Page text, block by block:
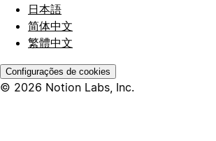
日本語
简体中文
繁體中文
Configurações de cookies
© 2026 Notion Labs, Inc.